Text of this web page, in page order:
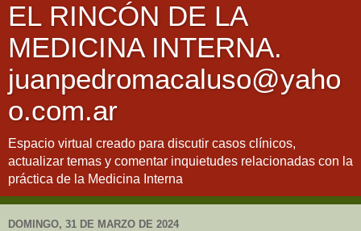
EL RINCÓN DE LA
MEDICINA INTERNA.
juanpedromacaluso@yaho
o.com.ar
Espacio virtual creado para discutir casos clínicos,
actualizar temas y comentar inquietudes relacionadas con la
práctica de la Medicina Interna
DOMINGO, 31 DE MARZO DE 2024